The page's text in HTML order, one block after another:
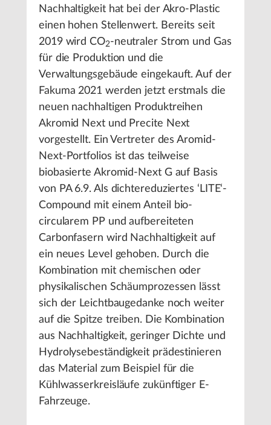
Nachhaltigkeit hat bei der Akro-Plastic
einen hohen Stellenwert. Bereits seit
2019 wird CO2-neutraler Strom und Gas
für die Produktion und die
Verwaltungsgebäude eingekauft. Auf der
Fakuma 2021 werden jetzt erstmals die
neuen nachhaltigen Produktreihen
Akromid Next und Precite Next
vorgestellt. Ein Vertreter des Aromid-
Next-Portfolios ist das teilweise
biobasierte Akromid-Next G auf Basis
von PA 6.9. Als dichtereduziertes ‘LITE‘-
Compound mit einem Anteil bio-
circularem PP und aufbereiteten
Carbonfasern wird Nachhaltigkeit auf
ein neues Level gehoben. Durch die
Kombination mit chemischen oder
physikalischen Schäumprozessen lässt
sich der Leichtbaugedanke noch weiter
auf die Spitze treiben. Die Kombination
aus Nachhaltigkeit, geringer Dichte und
Hydrolysebeständigkeit prädestinieren
das Material zum Beispiel für die
Kühlwasserkreisläufe zukünftiger E-
Fahrzeuge.